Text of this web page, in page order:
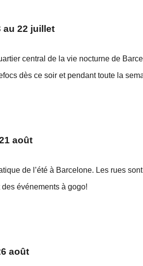
au 22 juillet
central de la vie nocturne de
dès ce soir et pendant toute la
août
de l’été à Barcelone. Les rues
événements à gogo!
août